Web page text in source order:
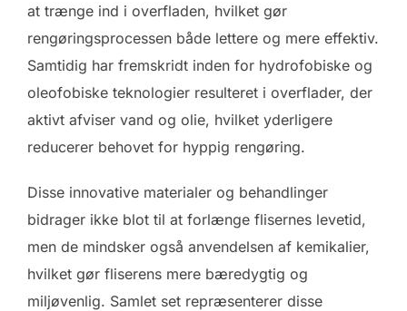
at trænge ind i overfladen, hvilket gør
rengøringsprocessen både lettere og mere effektiv.
Samtidig har fremskridt inden for hydrofobiske og
oleofobiske teknologier resulteret i overflader, der
aktivt afviser vand og olie, hvilket yderligere
reducerer behovet for hyppig rengøring.
Disse innovative materialer og behandlinger
bidrager ikke blot til at forlænge flisernes levetid,
men de mindsker også anvendelsen af kemikalier,
hvilket gør fliserens mere bæredygtig og
miljøvenlig. Samlet set repræsenterer disse